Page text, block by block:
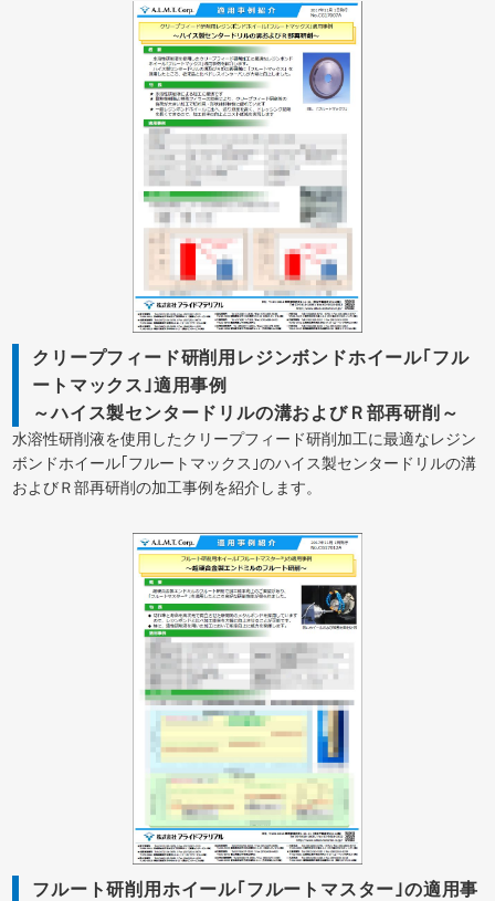
クリープフィード研削用レジンボンドホイール｢フル
ートマックス｣適用事例
～ハイス製センタードリルの溝およびＲ部再研削～
水溶性研削液を使用したクリープフィード研削加工に最適なレジン
ボンドホイール｢フルートマックス｣のハイス製センタードリルの溝
およびＲ部再研削の加工事例を紹介します。
フルート研削用ホイール｢フルートマスター｣の適用事